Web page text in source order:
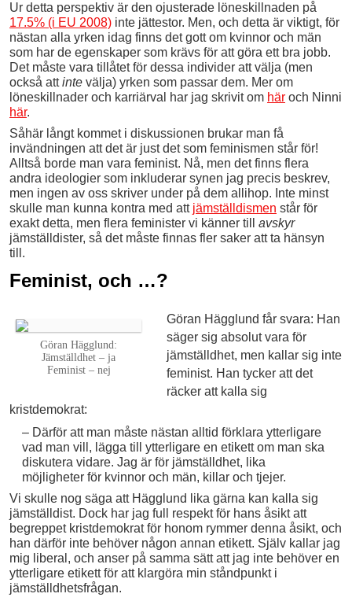
Ur detta perspektiv är den ojusterade löneskillnaden på
17.5% (i EU 2008) inte jättestor. Men, och detta är viktigt, för
nästan alla yrken idag finns det gott om kvinnor och män
som har de egenskaper som krävs för att göra ett bra jobb.
Det måste vara tillåtet för dessa individer att välja (men
också attinte välja) yrken som passar dem. Mer om
löneskillnader och karriärval har jag skrivit om här och Ninni
här.
Såhär långt kommet i diskussionen brukar man få
invändningen att det är just det som feminismen står för!
Alltså borde man vara feminist. Nå, men det finns flera
andra ideologier som inkluderar synen jag precis beskrev,
men ingen av oss skriver under på dem allihop. Inte minst
skulle man kunna kontra med att jämställdismen står för
exakt detta, men flera feminister vi känner till avskyr
jämställdister, så det måste finnas fler saker att ta hänsyn
till.
Feminist, och …?
Göran Hägglund:
Jämställdhet – ja
Feminist – nej
Göran Hägglund får svara: Han
säger sig absolut vara för
jämställdhet, men kallar sig inte
feminist. Han tycker att det
räcker att kalla sig
kristdemokrat:
– Därför att man måste nästan alltid förklara ytterligare
vad man vill, lägga till ytterligare en etikett om man ska
diskutera vidare. Jag är för jämställdhet, lika
möjligheter för kvinnor och män, killar och tjejer.
Vi skulle nog säga att Hägglund lika gärna kan kalla sig
jämställdist. Dock har jag full respekt för hans åsikt att
begreppet kristdemokrat för honom rymmer denna åsikt, och
han därför inte behöver någon annan etikett. Själv kallar jag
mig liberal, och anser på samma sätt att jag inte behöver en
ytterligare etikett för att klargöra min ståndpunkt i
jämställdhetsfrågan.